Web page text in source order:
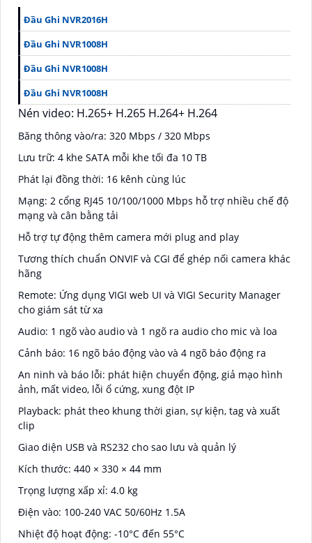
Đầu Ghi NVR2016H
Đầu Ghi NVR1008H
Đầu Ghi NVR1008H
Đầu Ghi NVR1008H
Nén video: H.265+ H.265 H.264+ H.264
Băng thông vào/ra: 320 Mbps / 320 Mbps
Lưu trữ: 4 khe SATA mỗi khe tối đa 10 TB
Phát lại đồng thời: 16 kênh cùng lúc
Mạng: 2 cổng RJ45 10/100/1000 Mbps hỗ trợ nhiều chế độ
mạng và cân bằng tải
Hỗ trợ tự động thêm camera mới plug and play
Tương thích chuẩn ONVIF và CGI để ghép nối camera khác
hãng
Remote: Ứng dụng VIGI web UI và VIGI Security Manager
cho giám sát từ xa
Audio: 1 ngõ vào audio và 1 ngõ ra audio cho mic và loa
Cảnh báo: 16 ngõ báo động vào và 4 ngõ báo động ra
An ninh và báo lỗi: phát hiện chuyển động, giả mạo hình
ảnh, mất video, lỗi ổ cứng, xung đột IP
Playback: phát theo khung thời gian, sự kiện, tag và xuất
clip
Giao diện USB và RS232 cho sao lưu và quản lý
Kích thước: 440 × 330 × 44 mm
Trọng lượng xấp xỉ: 4.0 kg
Điện vào: 100-240 VAC 50/60Hz 1.5A
Nhiệt độ hoạt động: -10°C đến 55°C